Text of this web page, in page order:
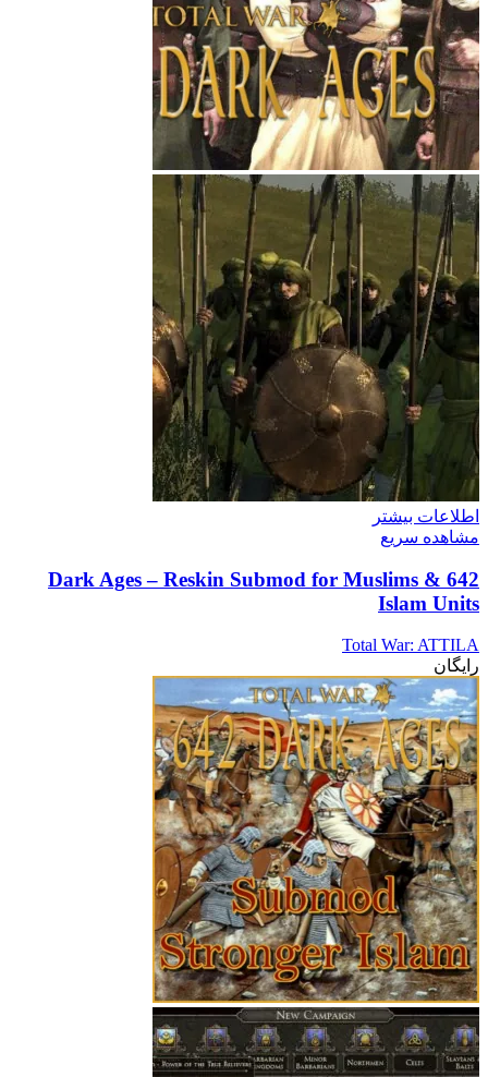
اطلاعات بیشتر
مشاهده سریع
642 Dark Ages – Reskin Submod for Muslims &
Islam Units
Total War: ATTILA
رایگان